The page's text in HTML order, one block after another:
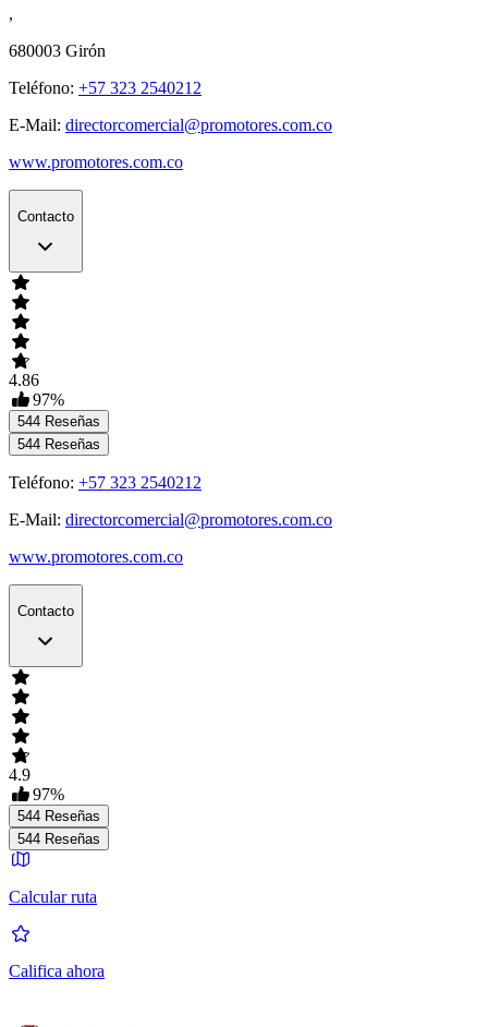
,
680003 Girón
Teléfono: +57 323 2540212
E-Mail: directorcomercial@promotores.com.co
www.promotores.com.co
Contacto
4.86
97%
544 Reseñas
544 Reseñas
Teléfono: +57 323 2540212
E-Mail: directorcomercial@promotores.com.co
www.promotores.com.co
Contacto
4.9
97%
544 Reseñas
544 Reseñas
Calcular ruta
Califica ahora